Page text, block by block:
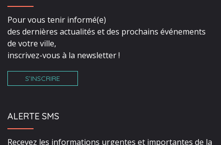
Pour vous tenir informé(e)
des dernières actualités et des prochains événements
de votre ville,
inscrivez-vous à la newsletter !
S’INSCRIRE
ALERTE SMS
Recevez les informations urgentes et importantes de la